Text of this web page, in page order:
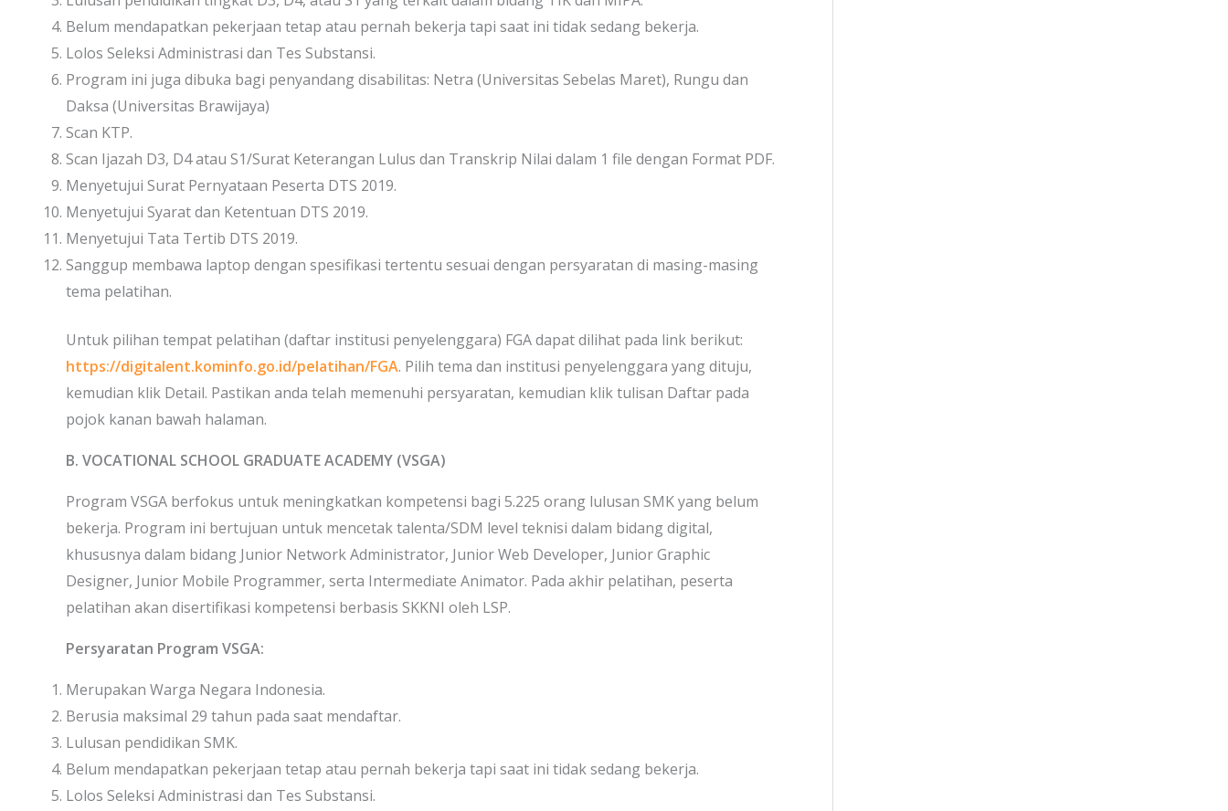
Belum mendapatkan pekerjaan tetap atau pernah bekerja tapi saat ini tidak sedang bekerja.
Lolos Seleksi Administrasi dan Tes Substansi.
Program ini juga dibuka bagi penyandang disabilitas: Netra (Universitas Sebelas Maret), Rungu dan
Daksa (Universitas Brawijaya)
Scan KTP.
Scan Ijazah D3, D4 atau S1/Surat Keterangan Lulus dan Transkrip Nilai dalam 1 file dengan Format PDF.
Menyetujui Surat Pernyataan Peserta DTS 2019.
Menyetujui Syarat dan Ketentuan DTS 2019.
Menyetujui Tata Tertib DTS 2019.
Sanggup membawa laptop dengan spesifikasi tertentu sesuai dengan persyaratan di masing-masing
tema pelatihan.
Untuk pilihan tempat pelatihan (daftar institusi penyelenggara) FGA dapat dilihat pada link berikut:
https://digitalent.kominfo.go.id/pelatihan/FGA. Pilih tema dan institusi penyelenggara yang dituju,
kemudian klik Detail. Pastikan anda telah memenuhi persyaratan, kemudian klik tulisan Daftar pada
pojok kanan bawah halaman.
B. VOCATIONAL SCHOOL GRADUATE ACADEMY (VSGA)
Program VSGA berfokus untuk meningkatkan kompetensi bagi 5.225 orang lulusan SMK yang belum
bekerja. Program ini bertujuan untuk mencetak talenta/SDM level teknisi dalam bidang digital,
khususnya dalam bidang Junior Network Administrator, Junior Web Developer, Junior Graphic
Designer, Junior Mobile Programmer, serta Intermediate Animator. Pada akhir pelatihan, peserta
pelatihan akan disertifikasi kompetensi berbasis SKKNI oleh LSP.
Persyaratan Program VSGA:
Merupakan Warga Negara Indonesia.
Berusia maksimal 29 tahun pada saat mendaftar.
Lulusan pendidikan SMK.
Belum mendapatkan pekerjaan tetap atau pernah bekerja tapi saat ini tidak sedang bekerja.
Lolos Seleksi Administrasi dan Tes Substansi.